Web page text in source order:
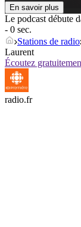
En savoir plus
Le podcast débute
- 0 sec.
Stations de radio
Laurent
Écoutez
radio.fr